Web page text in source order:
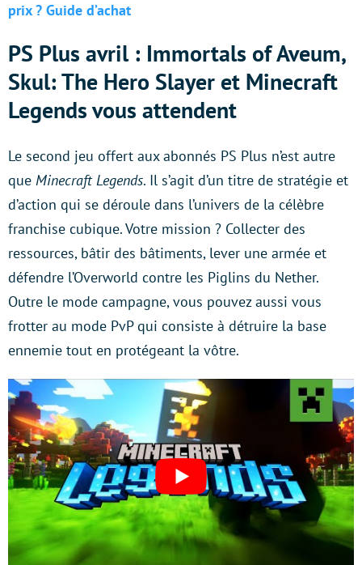
prix ? Guide d’achat
PS Plus avril : Immortals of Aveum,
Skul: The Hero Slayer et Minecraft
Legends vous attendent
Le second jeu offert aux abonnés PS Plus n’est autre
que Minecraft Legends. Il s’agit d’un titre de stratégie et
d’action qui se déroule dans l’univers de la célèbre
franchise cubique. Votre mission ? Collecter des
ressources, bâtir des bâtiments, lever une armée et
défendre l’Overworld contre les Piglins du Nether.
Outre le mode campagne, vous pouvez aussi vous
frotter au mode PvP qui consiste à détruire la base
ennemie tout en protégeant la vôtre.